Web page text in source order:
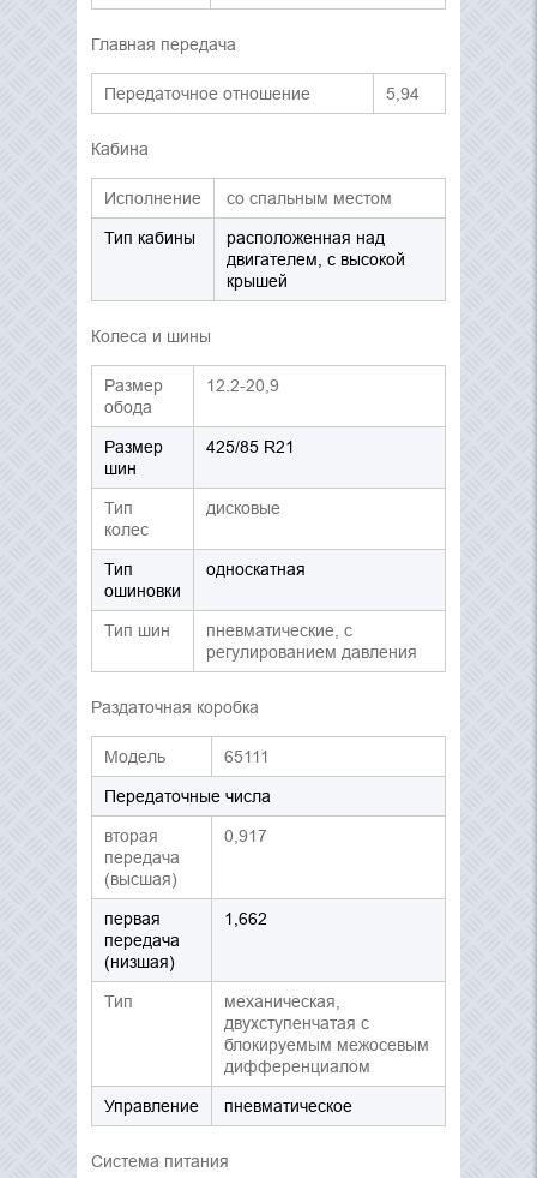
Главная передача
Передаточное отношение 5,94
Кабина
Исполнение со спальным местом
Тип кабины
расположенная над
двигателем, с высокой
крышей
Колеса и шины
Размер
обода
12.2-20,9
Размер
шин
425/85 R21
Тип
колес
дисковые
Тип
ошиновки
односкатная
Тип шин
пневматические, с
регулированием давления
Раздаточная коробка
Модель 65111
Передаточные числа
вторая
передача
(высшая)
0,917
первая
передача
(низшая)
1,662
Тип
механическая,
двухступенчатая с
блокируемым межосевым
дифференциалом
Управление пневматическое
Система питания